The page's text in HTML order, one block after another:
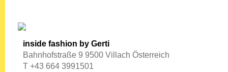
inside fashion by Gerti
Bahnhofstraße 9 9500 Villach Österreich
T +43 664 3991501